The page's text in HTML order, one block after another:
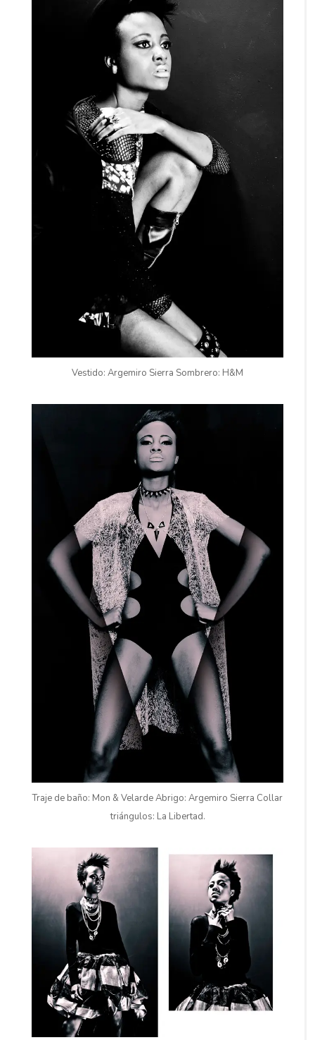
Vestido: Argemiro Sierra Sombrero: H&M
Traje de baño: Mon & Velarde Abrigo: Argemiro Sierra Collar
triángulos: La Libertad.